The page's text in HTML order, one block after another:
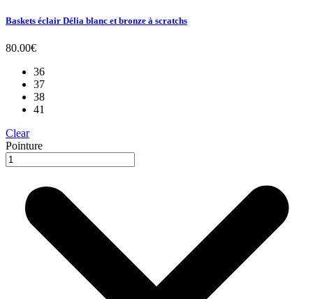
Baskets éclair Délia blanc et bronze à scratchs
80.00€
36
37
38
41
Clear
Pointure